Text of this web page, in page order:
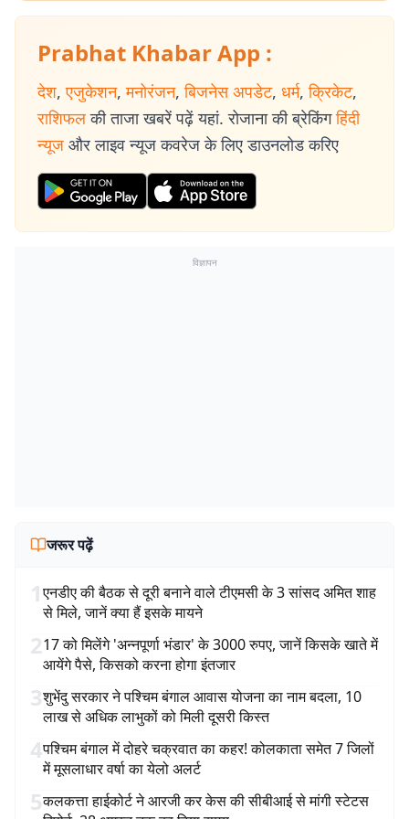
Prabhat Khabar App :
देश, एजुकेशन, मनोरंजन, बिजनेस अपडेट, धर्म, क्रिकेट,
राशिफल की ताजा खबरें पढ़ें यहां. रोजाना की ब्रेकिंग हिंदी
न्यूज और लाइव न्यूज कवरेज के लिए डाउनलोड करिए
विज्ञापन
जरूर पढ़ें
1एनडीए की बैठक से दूरी बनाने वाले टीएमसी के 3 सांसद अमित शाह
से मिले, जानें क्या हैं इसके मायने
217 को मिलेंगे 'अन्नपूर्णा भंडार' के 3000 रुपए, जानें किसके खाते में
आयेंगे पैसे, किसको करना होगा इंतजार
3शुभेंदु सरकार ने पश्चिम बंगाल आवास योजना का नाम बदला, 10
लाख से अधिक लाभुकों को मिली दूसरी किस्त
4पश्चिम बंगाल में दोहरे चक्रवात का कहर! कोलकाता समेत 7 जिलों
में मूसलाधार वर्षा का येलो अलर्ट
5कलकत्ता हाईकोर्ट ने आरजी कर केस की सीबीआई से मांगी स्टेटस